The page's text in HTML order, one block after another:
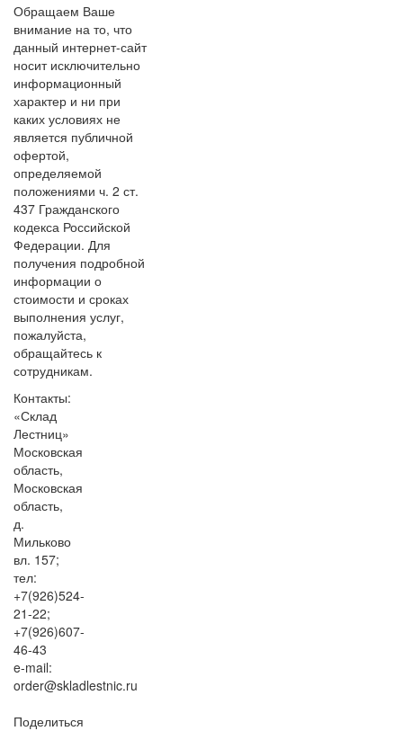
Обращаем Ваше
внимание на то, что
данный интернет-сайт
носит исключительно
информационный
характер и ни при
каких условиях не
является публичной
офертой,
определяемой
положениями ч. 2 ст.
437 Гражданского
кодекса Российской
Федерации. Для
получения подробной
информации о
стоимости и сроках
выполнения услуг,
пожалуйста,
обращайтесь к
сотрудникам.
Контакты:
«Склад
Лестниц»
Московская
область,
Московская
область,
д.
Мильково
вл. 157;
тел:
+7(926)524-
21-22;
+7(926)607-
46-43
e-mail:
order@skladlestnic.ru
Поделиться